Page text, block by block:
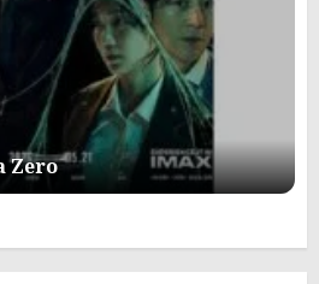
Zero